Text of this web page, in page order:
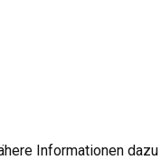
Informationen